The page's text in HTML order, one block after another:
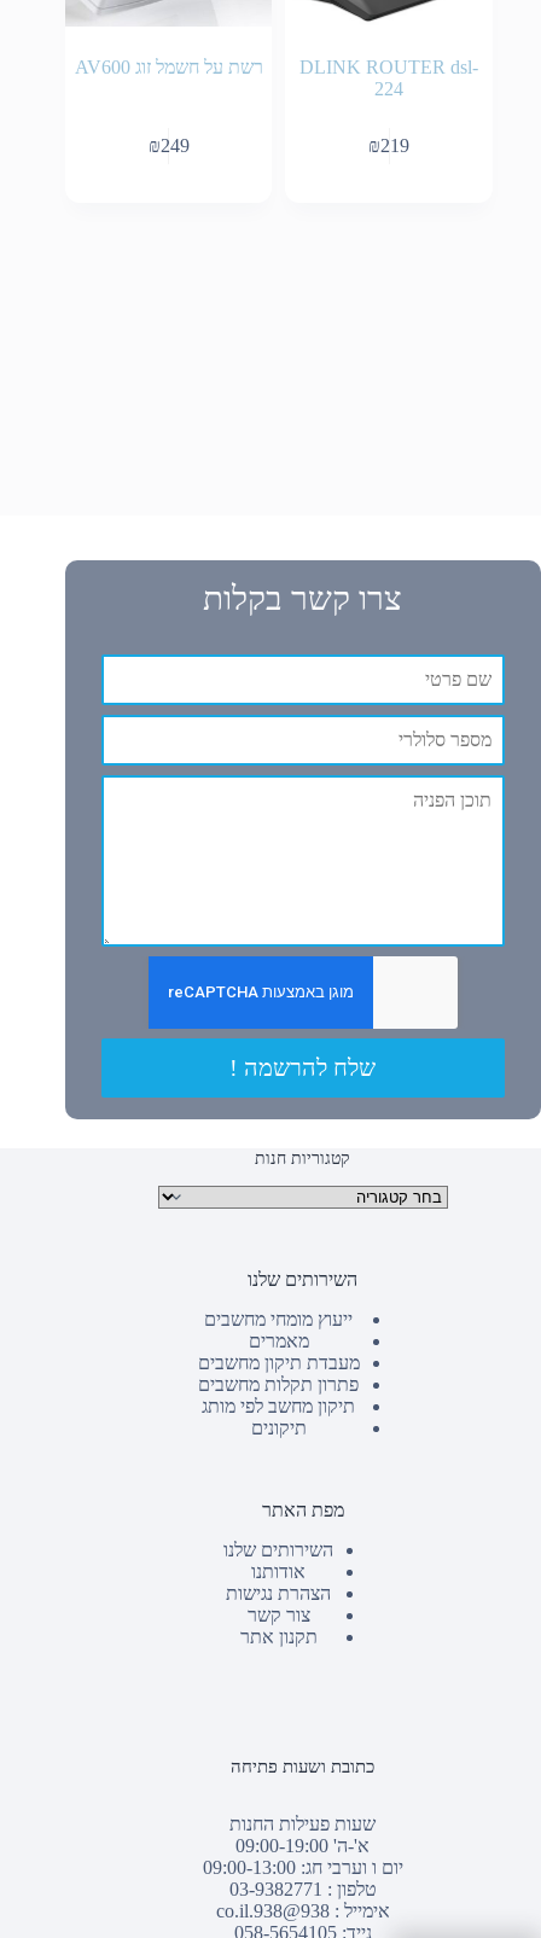
DLINK ROUTER dsl-
224
₪219
רשת על חשמל זוג AV600
₪249
צרו קשר בקלות
שלח להרשמה !
קטגוריות חנות
קטגוריות מוצרים
השירותים שלנו
ייעוץ מומחי מחשבים
מאמרים
מעבדת תיקון מחשבים
פתרון תקלות מחשבים
תיקון מחשב לפי מותג
תיקונים
מפת האתר
השירותים שלנו
אודותנו
הצהרת נגישות
צור קשר
תקנון אתר
כתובת ושעות פתיחה
שעות פעילות החנות
א'-ה' 09:00-19:00
יום ו וערבי חג: 09:00-13:00
טלפון : 03-9382771
אימייל :938@938.co.il
נייד: 058-5654105